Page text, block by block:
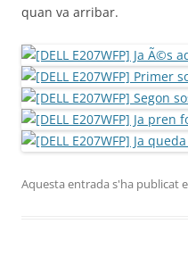
quan va arribar.
Aquesta entrada s'ha publicat